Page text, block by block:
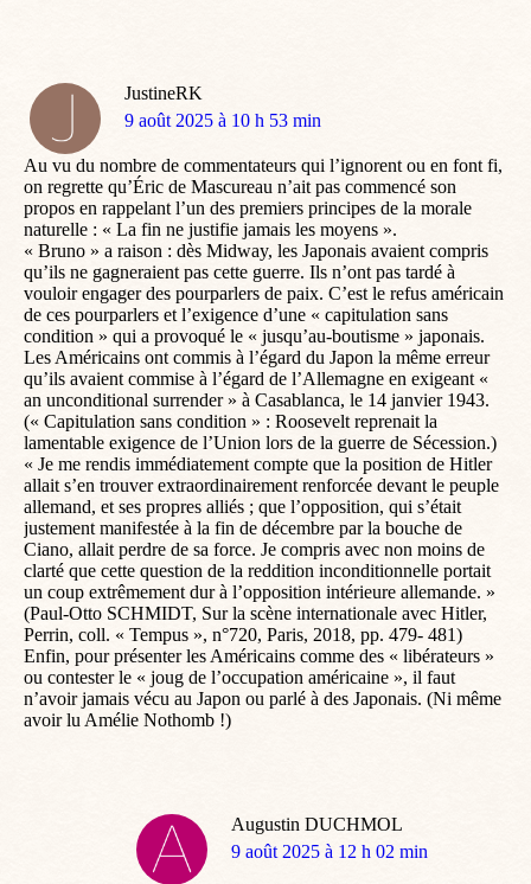
JustineRK
dit
9 août 2025 à 10 h 53 min
Au vu du nombre de commentateurs qui l’ignorent ou en font fi,
on regrette qu’Éric de Mascureau n’ait pas commencé son
propos en rappelant l’un des premiers principes de la morale
naturelle : « La fin ne justifie jamais les moyens ».
« Bruno » a raison : dès Midway, les Japonais avaient compris
qu’ils ne gagneraient pas cette guerre. Ils n’ont pas tardé à
vouloir engager des pourparlers de paix. C’est le refus américain
de ces pourparlers et l’exigence d’une « capitulation sans
condition » qui a provoqué le « jusqu’au-boutisme » japonais.
Les Américains ont commis à l’égard du Japon la même erreur
qu’ils avaient commise à l’égard de l’Allemagne en exigeant «
an unconditional surrender » à Casablanca, le 14 janvier 1943.
(« Capitulation sans condition » : Roosevelt reprenait la
lamentable exigence de l’Union lors de la guerre de Sécession.)
« Je me rendis immédiatement compte que la position de Hitler
allait s’en trouver extraordinairement renforcée devant le peuple
allemand, et ses propres alliés ; que l’opposition, qui s’était
justement manifestée à la fin de décembre par la bouche de
Ciano, allait perdre de sa force. Je compris avec non moins de
clarté que cette question de la reddition inconditionnelle portait
un coup extrêmement dur à l’opposition intérieure allemande. »
(Paul-Otto SCHMIDT, Sur la scène internationale avec Hitler,
Perrin, coll. « Tempus », n°720, Paris, 2018, pp. 479- 481)
Enfin, pour présenter les Américains comme des « libérateurs »
ou contester le « joug de l’occupation américaine », il faut
n’avoir jamais vécu au Japon ou parlé à des Japonais. (Ni même
avoir lu Amélie Nothomb !)
Augustin DUCHMOL
dit
9 août 2025 à 12 h 02 min